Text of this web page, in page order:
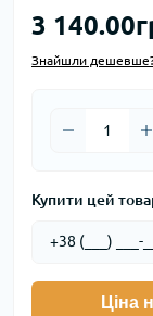
3
Знайшли
Купити цей
Ціна